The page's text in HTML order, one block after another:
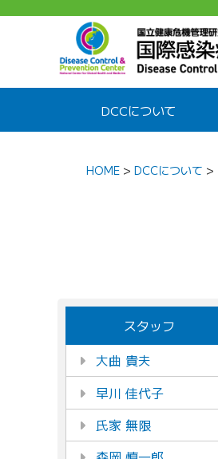
DCCについて
HOME> DCCについて >
スタッフ
大曲 貴夫
早川 佳代子
氏家 無限